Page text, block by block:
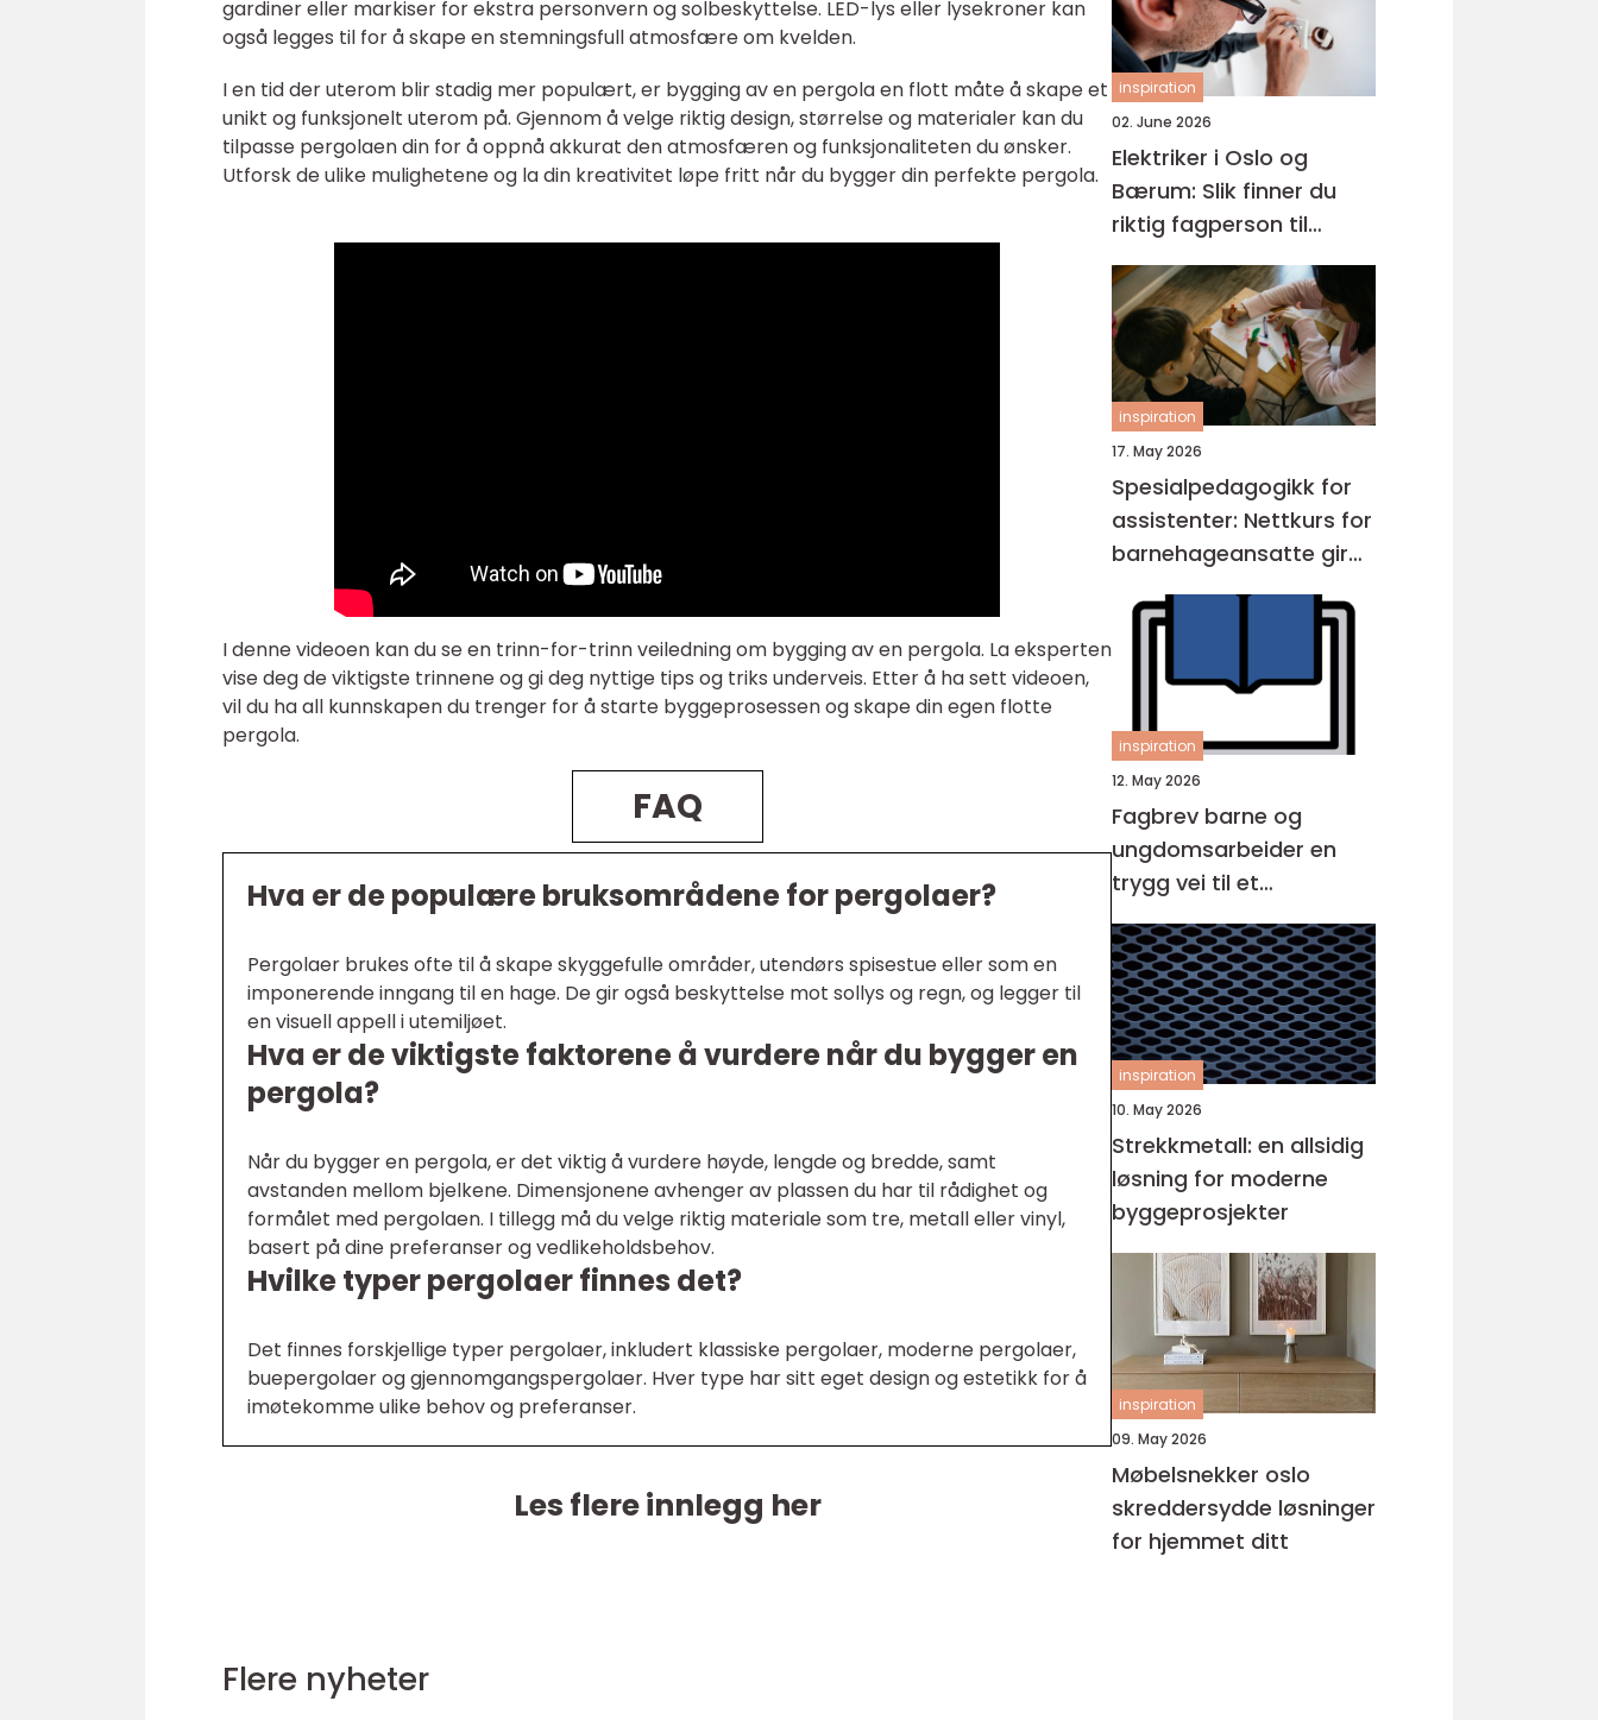
gardiner eller markiser for ekstra personvern og solbeskyttelse. LED-lys eller lysekroner kan
også legges til for å skape en stemningsfull atmosfære om kvelden.
I en tid der uterom blir stadig mer populært, er bygging av en pergola en flott måte å skape et
unikt og funksjonelt uterom på. Gjennom å velge riktig design, størrelse og materialer kan du
tilpasse pergolaen din for å oppnå akkurat den atmosfæren og funksjonaliteten du ønsker.
Utforsk de ulike mulighetene og la din kreativitet løpe fritt når du bygger din perfekte pergola.
I denne videoen kan du se en trinn-for-trinn veiledning om bygging av en pergola. La eksperten
vise deg de viktigste trinnene og gi deg nyttige tips og triks underveis. Etter å ha sett videoen,
vil du ha all kunnskapen du trenger for å starte byggeprosessen og skape din egen flotte
pergola.
FAQ
Hva er de populære bruksområdene for pergolaer?
Pergolaer brukes ofte til å skape skyggefulle områder, utendørs spisestue eller som en
imponerende inngang til en hage. De gir også beskyttelse mot sollys og regn, og legger til
en visuell appell i utemiljøet.
Hva er de viktigste faktorene å vurdere når du bygger en
pergola?
Når du bygger en pergola, er det viktig å vurdere høyde, lengde og bredde, samt
avstanden mellom bjelkene. Dimensjonene avhenger av plassen du har til rådighet og
formålet med pergolaen. I tillegg må du velge riktig materiale som tre, metall eller vinyl,
basert på dine preferanser og vedlikeholdsbehov.
Hvilke typer pergolaer finnes det?
Det finnes forskjellige typer pergolaer, inkludert klassiske pergolaer, moderne pergolaer,
buepergolaer og gjennomgangspergolaer. Hver type har sitt eget design og estetikk for å
imøtekomme ulike behov og preferanser.
Les flere innlegg her
inspiration
02. June 2026
Elektriker i Oslo og
Bærum: Slik finner du
riktig fagperson til
jobben
inspiration
17. May 2026
Spesialpedagogikk for
assistenter: Nettkurs for
barnehageansatte gir
fleksibel opplæring
inspiration
12. May 2026
Fagbrev barne og
ungdomsarbeider en
trygg vei til et
meningsfullt yrke
inspiration
10. May 2026
Strekkmetall: en allsidig
løsning for moderne
byggeprosjekter
inspiration
09. May 2026
Møbelsnekker oslo
skreddersydde løsninger
for hjemmet ditt
Flere nyheter